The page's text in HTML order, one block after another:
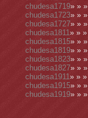
chudesa1719» » »
chudesa1723» » »
chudesa1727» » »
chudesa1811» » »
chudesa1815» » »
chudesa1819» » »
chudesa1823» » »
chudesa1827» » »
chudesa1911» » »
chudesa1915» » »
chudesa1919» » »